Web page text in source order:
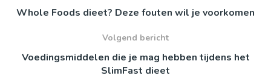
Whole Foods dieet? Deze fouten wil je voorkomen
Volgend bericht
Voedingsmiddelen die je mag hebben tijdens het
SlimFast dieet